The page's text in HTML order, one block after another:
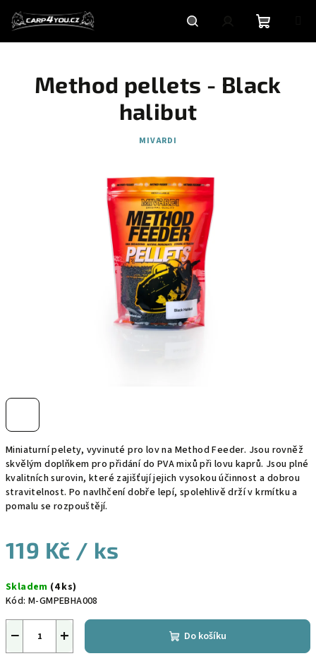
obsah
HledatPřihlášeníNákupní
košík
Miniaturní pelety, vyvinuté pro lov na Method Feeder. Jsou rovněž
skvělým doplňkem pro přidání do PVA mixů při lovu kaprů. Jsou plné
kvalitních surovin, které zajišťují jejich vysokou účinnost a dobrou
stravitelnost. Po navlhčení dobře lepí, spolehlivě drží v krmítku a
pomalu se rozpouštějí.
119 Kč / ks
cena:
Skladem (4 ks)
Kód: M-GMPEBHA008
+
− Do košíku
Method pellets - Black
halibut
MIVARDI